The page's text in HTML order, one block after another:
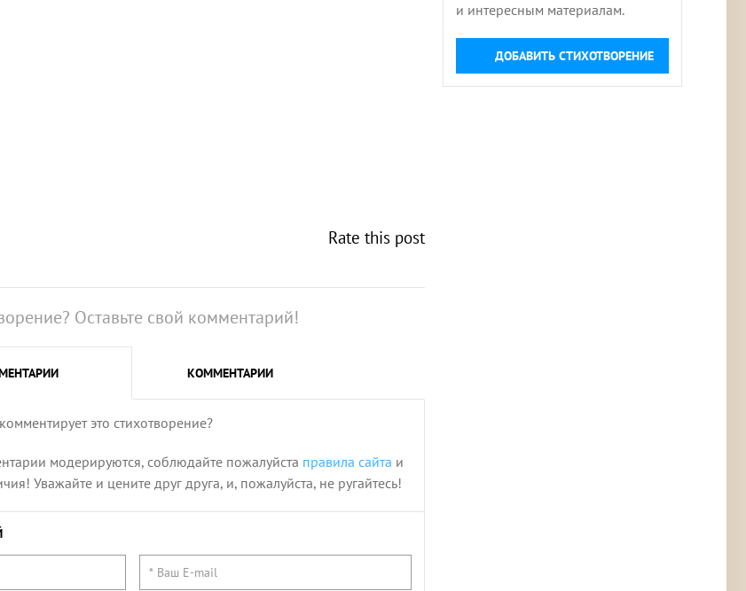
Rate this post
Оставьте свой комментарий!
КОММЕНТАРИИ
это стихотворение?
модерируются, соблюдайте пожалуйста правила сайта и
Уважайте и цените друг друга, и, пожалуйста, не ругайтесь!
и интересным материалам.
ДОБАВИТЬ СТИХОТВОРЕНИЕ